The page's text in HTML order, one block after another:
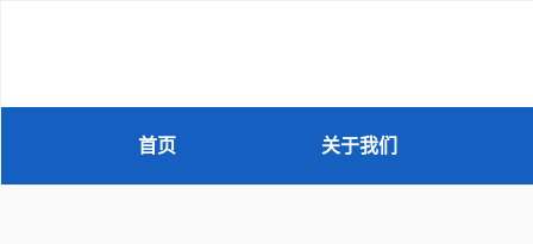
首页 关于我们